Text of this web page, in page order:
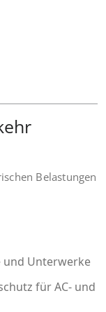
Belastungen
und Unterwerke
für AC- und